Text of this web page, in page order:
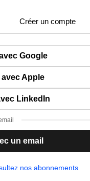
Créer un compte
Google
Apple
LinkedIn
un email
nos abonnements